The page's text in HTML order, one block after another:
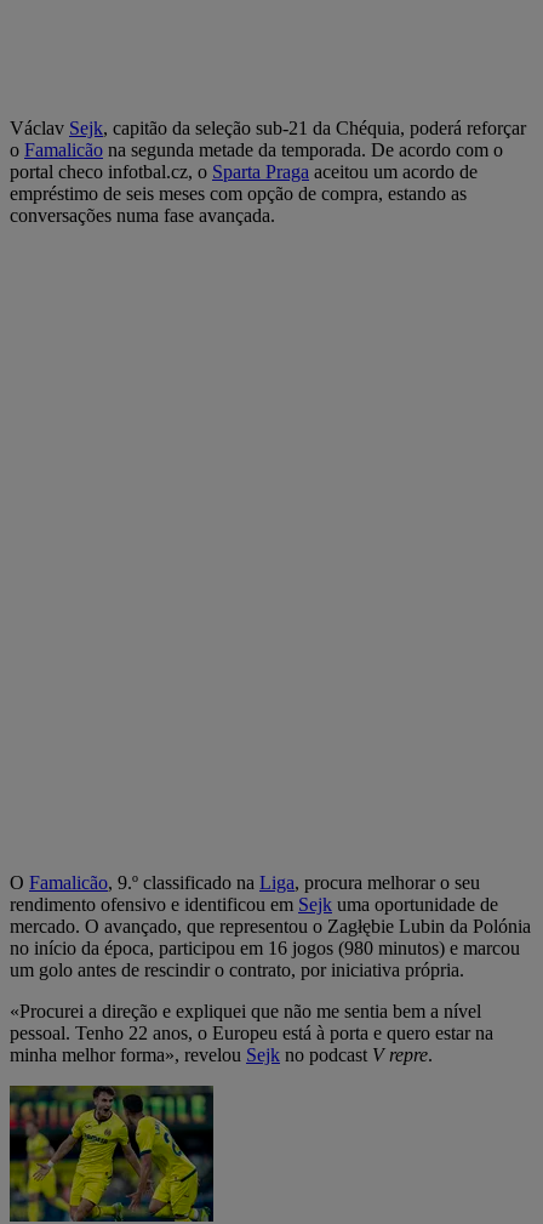
Václav Sejk, capitão da seleção sub-21 da Chéquia, poderá reforçar
o Famalicão na segunda metade da temporada. De acordo com o
portal checo infotbal.cz, o Sparta Praga aceitou um acordo de
empréstimo de seis meses com opção de compra, estando as
conversações numa fase avançada.
O Famalicão, 9.º classificado na Liga, procura melhorar o seu
rendimento ofensivo e identificou em Sejk uma oportunidade de
mercado. O avançado, que representou o Zagłębie Lubin da Polónia
no início da época, participou em 16 jogos (980 minutos) e marcou
um golo antes de rescindir o contrato, por iniciativa própria.
«Procurei a direção e expliquei que não me sentia bem a nível
pessoal. Tenho 22 anos, o Europeu está à porta e quero estar na
minha melhor forma», revelou Sejk no podcast V repre.